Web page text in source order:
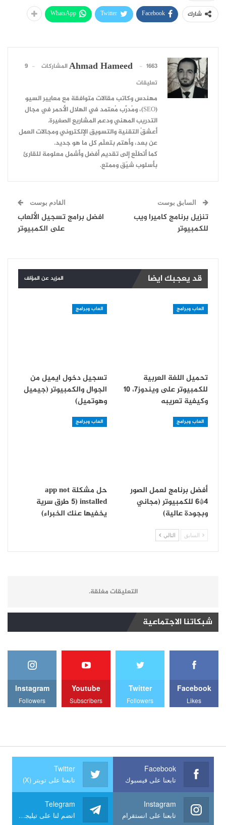
شارك Facebook
Twitter
WhatsApp
Ahmad Hameed 1663 المشاركات
9
تعليقات
مهندس وكاتب مقالات متوافقة مع معايير السيو
(SEO)، ومُدرِّب مُعتمد في الهلال الأحمر في مجال
التدريب المهني ودعم المشاريع الصغيرة.
أعشقُ التقنية والتسويق الإلكتروني ومجالات العمل
عن بعد، وأهتم بتعلّم كل ما هو جديد.
كما أتطلّع إلى تقديم أفضل وأشمل معلومة للقارئ
بأسلوب شيّق وممتع.
السابق بوست
تنزيل برنامج كاميرا ويب
للكمبيوتر
القادم بوست
افضل برامج تسجيل الألعاب
على الكمبيوتر
قد يعجبك ايضا المزيد عن المؤلف
العاب وبرامج
تحميل اللغة العربية
للكمبيوتر على ويندوز7، 10
وكيفية تعريبه
العاب وبرامج
تسجيل دخول ايميل من
الجوال والكمبيوتر (جيميل
وهوتميل)
العاب وبرامج
أفضل برنامج لعمل الصور
4*6 للكمبيوتر (مجاني
وبجودة عالية)
العاب وبرامج
حل مشكلة app not
installed (5 طرق سرية
يخفيها عنك الخبراء)
السابق التالي
التعليقات مغلقة.
شبكاتنا الاجتماعية
Facebook
Likes
Twitter
Followers
Youtube
Subscribers
Instagram
Followers
Facebook
تابعنا على فيسبوك
Twitter
تابعنا على تويتر (X)
Instagram
تابعنا على انستقرام
Telegram
انضم لنا على تيليجرام